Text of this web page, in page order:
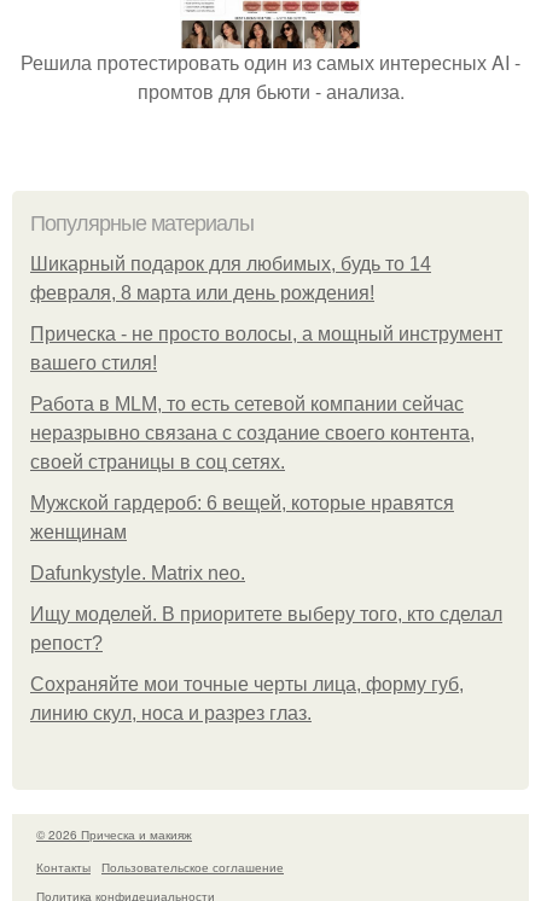
Решила протестировать один из самых интересных AI -
промтов для бьюти - анализа.
Популярные материалы
Шикарный подарок для любимых, будь то 14
февраля, 8 марта или день рождения!
Прическа - не просто волосы, а мощный инструмент
вашего стиля!
Работа в MLM, то есть сетевой компании сейчас
неразрывно связана с создание своего контента,
своей страницы в соц сетях.
Мужской гардероб: 6 вещей, которые нравятся
женщинам
Dafunkystyle. Matrix neo.
Ищу моделей. В приоритете выберу того, кто сделал
репост?
Сохраняйте мои точные черты лица, форму губ,
линию скул, носа и разрез глаз.
© 2026 Прическа и макияж
Контакты
Пользовательское соглашение
Политика конфидециальности